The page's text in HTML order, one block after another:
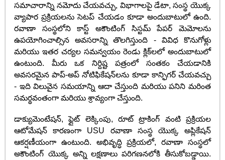
సమాచారాన్ని నమోదు చేయవచ్చు, విభాగాలపై డేటా, సంస్థ యొక్క
వ్యాపార ప్రక్రియలను సెటప్ చేయడం కూడా అందుబాటులో ఉంది.
రవాణా సంస్థలోని కాస్ట్ అకౌంటింగ్ సిస్టమ్ పేపర్ మెమోలను
ఉపయోగించాల్సిన అవసరాన్ని తొలగిస్తుంది - వివిధ కొనుగోళ్లు
మరియు ఇతర చర్యల సమన్వయం రెండు క్లిక్‌లలో అందుబాటులో
ఉంటుంది. మీరు ఒక నిర్దిష్ట పత్రంలో సంతకం చేయడానికి
అవసరమైన పాప్-అప్ నోటిఫికేషన్‌లను కూడా కాన్ఫిగర్ చేయవచ్చు
- ఇది విలువైన సమయాన్ని ఆదా చేస్తుంది మరియు పనిని మరింత
సమర్థవంతంగా మరియు శ్రావ్యంగా చేస్తుంది.
డాక్యుమెంటేషన్, ఫ్లైట్ లెక్కింపు, రూట్ ట్రాకింగ్ వంటి ప్రక్రియల
ఆటోమేషన్ కారణంగా USU రవాణా సంస్థ యొక్క అప్లికేషన్
ఆకర్షణీయంగా ఉంటుంది. అభివృద్ధి ప్రక్రియలో, రవాణా సంస్థలో
అకౌంటింగ్ యొక్క అన్ని లక్షణాలు పరిగణనలోకి తీసుకోబడ్డాయి.